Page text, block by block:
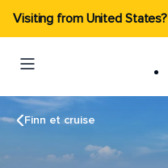
Visiting from United States?
Finn et cruise